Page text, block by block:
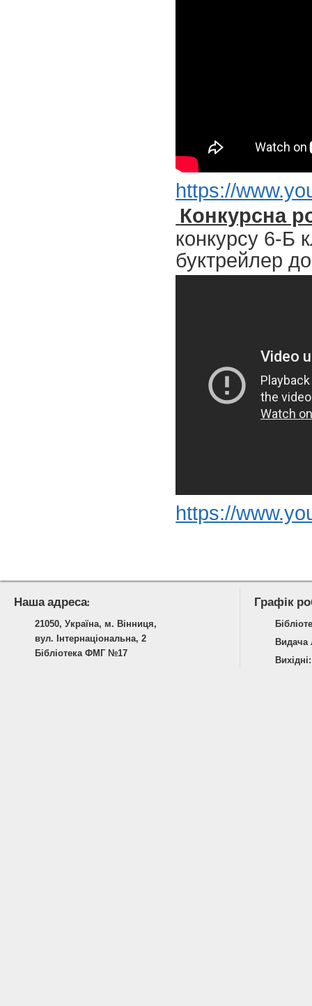
https://
Конкурсна
конкурсу 6-Б
буктрейлер
https://
Наша адреса:
21050, Україна, м. Вінниця,
вул. Інтернаціональна, 2
Бібліотека ФМГ №17
Графік
Видача
Вихідні: